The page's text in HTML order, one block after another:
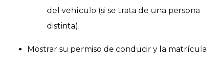
del vehículo (si se trata de una persona
distinta).
Mostrar su permiso de conducir y la matrícula